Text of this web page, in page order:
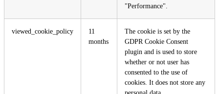
"Performance".
viewed_cookie_policy
11
months
The cookie is set by the
GDPR Cookie Consent
plugin and is used to store
whether or not user has
consented to the use of
cookies. It does not store any
personal data.